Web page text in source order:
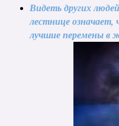
Видеть других
лестнице означает,
лучшие перемены в